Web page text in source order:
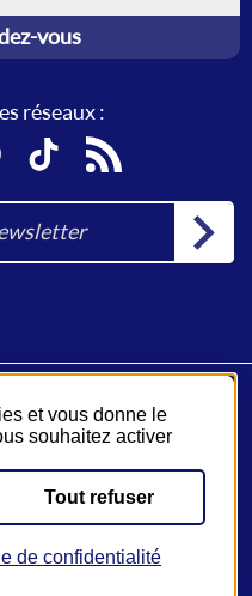
vous
réseaux :
TikTokRSS
Mobilités de Touraine
parKeolis.
CGV-CGU
Mentions légales
Paramètres d'accessibilité
et vous donne le
souhaitez activer
Tout refuser
de confidentialité